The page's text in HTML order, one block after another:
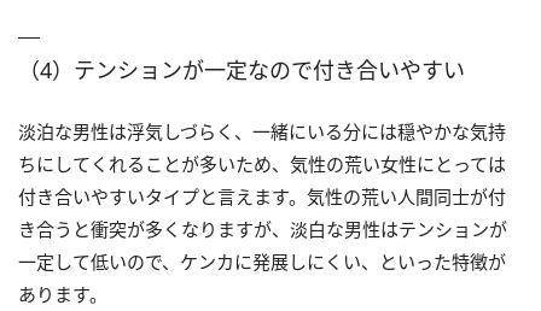
（4）テンションが一定なので付き合いやすい
淡泊な男性は浮気しづらく、一緒にいる分には穏やかな気持
ちにしてくれることが多いため、気性の荒い女性にとっては
付き合いやすいタイプと言えます。気性の荒い人間同士が付
き合うと衝突が多くなりますが、淡白な男性はテンションが
一定して低いので、ケンカに発展しにくい、といった特徴が
あります。